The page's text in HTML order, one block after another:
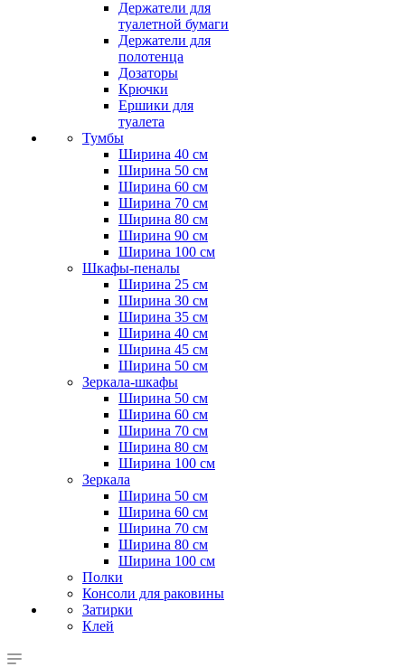
Держатели для
туалетной бумаги
Держатели для
полотенца
Дозаторы
Крючки
Ершики для
туалета
Тумбы
Ширина 40 см
Ширина 50 см
Ширина 60 см
Ширина 70 см
Ширина 80 см
Ширина 90 см
Ширина 100 см
Шкафы-пеналы
Ширина 25 см
Ширина 30 см
Ширина 35 см
Ширина 40 см
Ширина 45 см
Ширина 50 см
Зеркала-шкафы
Ширина 50 см
Ширина 60 см
Ширина 70 см
Ширина 80 см
Ширина 100 см
Зеркала
Ширина 50 см
Ширина 60 см
Ширина 70 см
Ширина 80 см
Ширина 100 см
Полки
Консоли для раковины
Затирки
Клей